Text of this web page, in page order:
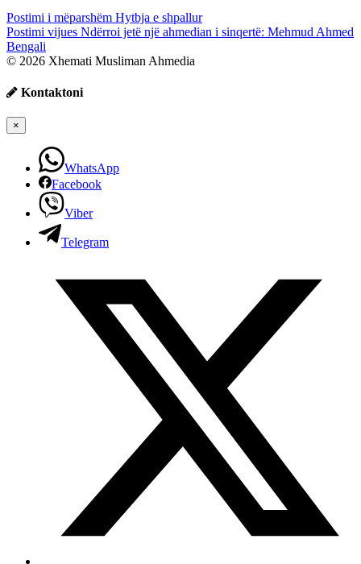
Postimi i mëparshëm Hytbja e shpallur
Postimi vijues Ndërroi jetë një ahmedian i sinqertë: Mehmud Ahmed
Bengali
© 2026 Xhemati Musliman Ahmedia
Kontaktoni
×
WhatsApp
Facebook
Viber
Telegram